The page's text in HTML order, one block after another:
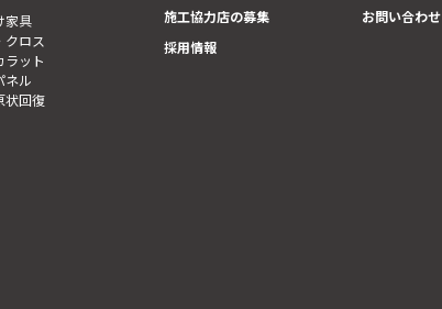
家具
クロス
ラット
ネル
状回復
施工協力店の募集
採用情報
お問い合わ